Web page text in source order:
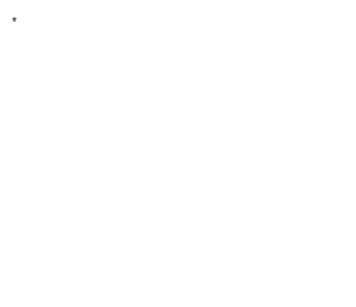
*